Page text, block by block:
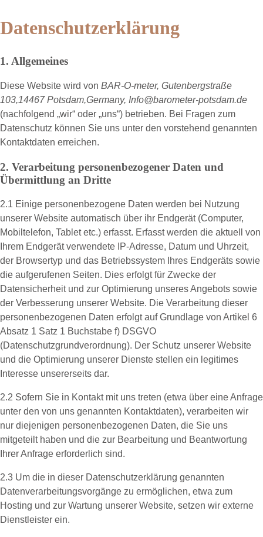
Datenschutzerklärung
1. Allgemeines
Diese Website wird von BAR-O-meter, Gutenbergstraße
103,14467 Potsdam,Germany, Info@barometer-potsdam.de
(nachfolgend „wir“ oder „uns“) betrieben. Bei Fragen zum
Datenschutz können Sie uns unter den vorstehend genannten
Kontaktdaten erreichen.
2. Verarbeitung personenbezogener Daten und
Übermittlung an Dritte
2.1 Einige personenbezogene Daten werden bei Nutzung
unserer Website automatisch über ihr Endgerät (Computer,
Mobiltelefon, Tablet etc.) erfasst. Erfasst werden die aktuell von
Ihrem Endgerät verwendete IP-Adresse, Datum und Uhrzeit,
der Browsertyp und das Betriebssystem Ihres Endgeräts sowie
die aufgerufenen Seiten. Dies erfolgt für Zwecke der
Datensicherheit und zur Optimierung unseres Angebots sowie
der Verbesserung unserer Website. Die Verarbeitung dieser
personenbezogenen Daten erfolgt auf Grundlage von Artikel 6
Absatz 1 Satz 1 Buchstabe f) DSGVO
(Datenschutzgrundverordnung). Der Schutz unserer Website
und die Optimierung unserer Dienste stellen ein legitimes
Interesse unsererseits dar.
2.2 Sofern Sie in Kontakt mit uns treten (etwa über eine Anfrage
unter den von uns genannten Kontaktdaten), verarbeiten wir
nur diejenigen personenbezogenen Daten, die Sie uns
mitgeteilt haben und die zur Bearbeitung und Beantwortung
Ihrer Anfrage erforderlich sind.
2.3 Um die in dieser Datenschutzerklärung genannten
Datenverarbeitungsvorgänge zu ermöglichen, etwa zum
Hosting und zur Wartung unserer Website, setzen wir externe
Dienstleister ein.